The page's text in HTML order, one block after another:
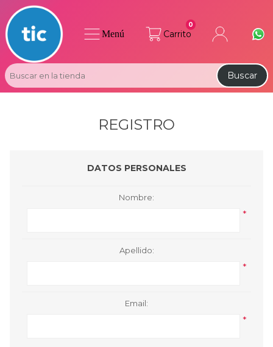
Carrito
0
Buscar
Menú
REGISTRO
DATOS PERSONALES
Nombre:
*
Apellido:
*
Email:
*